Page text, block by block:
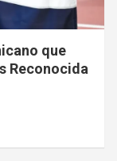
que
Reconocida